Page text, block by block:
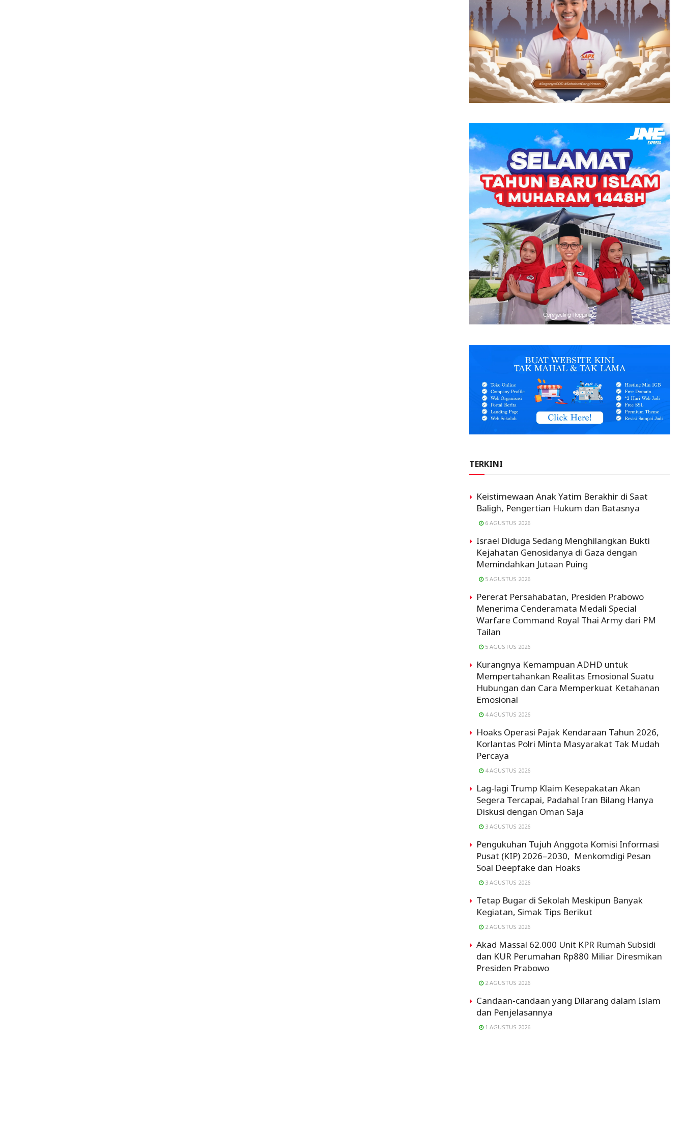
TERKINI
Keistimewaan Anak Yatim Berakhir di Saat
Baligh, Pengertian Hukum dan Batasnya
6 AGUSTUS 2026
Israel Diduga Sedang Menghilangkan Bukti
Kejahatan Genosidanya di Gaza dengan
Memindahkan Jutaan Puing
5 AGUSTUS 2026
Pererat Persahabatan, Presiden Prabowo
Menerima Cenderamata Medali Special
Warfare Command Royal Thai Army dari PM
Tailan
5 AGUSTUS 2026
Kurangnya Kemampuan ADHD untuk
Mempertahankan Realitas Emosional Suatu
Hubungan dan Cara Memperkuat Ketahanan
Emosional
4 AGUSTUS 2026
Hoaks Operasi Pajak Kendaraan Tahun 2026,
Korlantas Polri Minta Masyarakat Tak Mudah
Percaya
4 AGUSTUS 2026
Lag-lagi Trump Klaim Kesepakatan Akan
Segera Tercapai, Padahal Iran Bilang Hanya
Diskusi dengan Oman Saja
3 AGUSTUS 2026
Pengukuhan Tujuh Anggota Komisi Informasi
Pusat (KIP) 2026–2030, Menkomdigi Pesan
Soal Deepfake dan Hoaks
3 AGUSTUS 2026
Tetap Bugar di Sekolah Meskipun Banyak
Kegiatan, Simak Tips Berikut
2 AGUSTUS 2026
Akad Massal 62.000 Unit KPR Rumah Subsidi
dan KUR Perumahan Rp880 Miliar Diresmikan
Presiden Prabowo
2 AGUSTUS 2026
Candaan-candaan yang Dilarang dalam Islam
dan Penjelasannya
1 AGUSTUS 2026